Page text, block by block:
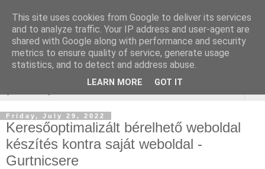
Keresőoptimalizálás :
autóvizsgálat
Friday, July 29, 2022
Keresőoptimalizált bérelhető weboldal
készítés kontra saját weboldal -
Gurtnicsere
This site uses cookies from Google to deliver its services
and to analyze traffic. Your IP address and user-agent are
shared with Google along with performance and security
metrics to ensure quality of service, generate usage
statistics, and to detect and address abuse.
LEARN MORE GOT IT